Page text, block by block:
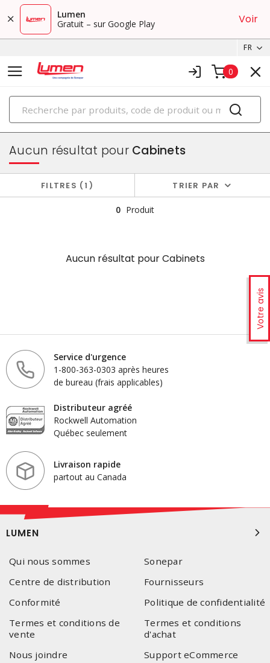
Lumen
Gratuit – sur Google Play
Voir
FR
0
PRODUITS
boîtiers et cabinets
Votre avis
Aucun résultat pourCabinets
FILTRES 1 TRIER PAR
0 Produit
Aucun résultat pourCabinets
Service d'urgence
1-800-363-0303 après heures
de bureau (frais applicables)
Distributeur agréé
Rockwell Automation
Québec seulement
Livraison rapide
partout au Canada
LUMEN
Qui nous sommes
Sonepar
Centre de distribution
Fournisseurs
Conformité
Politique de confidentialité
Termes et conditions de
vente
Termes et conditions
d'achat
Nous joindre
Support eCommerce